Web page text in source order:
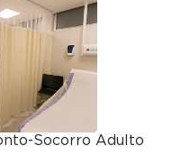
Socorro Adulto